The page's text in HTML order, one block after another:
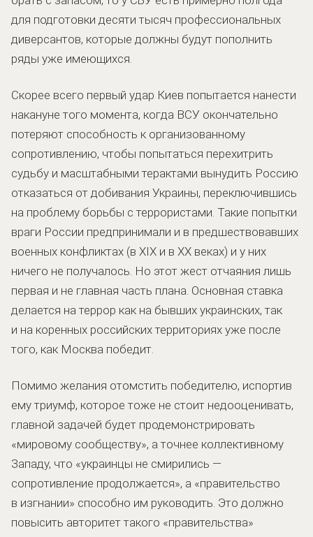
для подготовки десяти тысяч профессиональных
диверсантов, которые должны будут пополнить
ряды уже имеющихся.
Скорее всего первый удар Киев попытается нанести
накануне того момента, когда ВСУ окончательно
потеряют способность к организованному
сопротивлению, чтобы попытаться перехитрить
судьбу и масштабными терактами вынудить Россию
отказаться от добивания Украины, переключившись
на проблему борьбы с террористами. Такие попытки
враги России предпринимали и в предшествовавших
военных конфликтах (в XIX и в ХХ веках) и у них
ничего не получалось. Но этот жест отчаяния лишь
первая и не главная часть плана. Основная ставка
делается на террор как на бывших украинских, так
и на коренных российских территориях уже после
того, как Москва победит.
Помимо желания отомстить победителю, испортив
ему триумф, которое тоже не стоит недооценивать,
главной задачей будет продемонстрировать
«мировому сообществу», а точнее коллективному
Западу, что «украинцы не смирились —
сопротивление продолжается», а «правительство
в изгнании» способно им руководить. Это должно
повысить авторитет такого «правительства»